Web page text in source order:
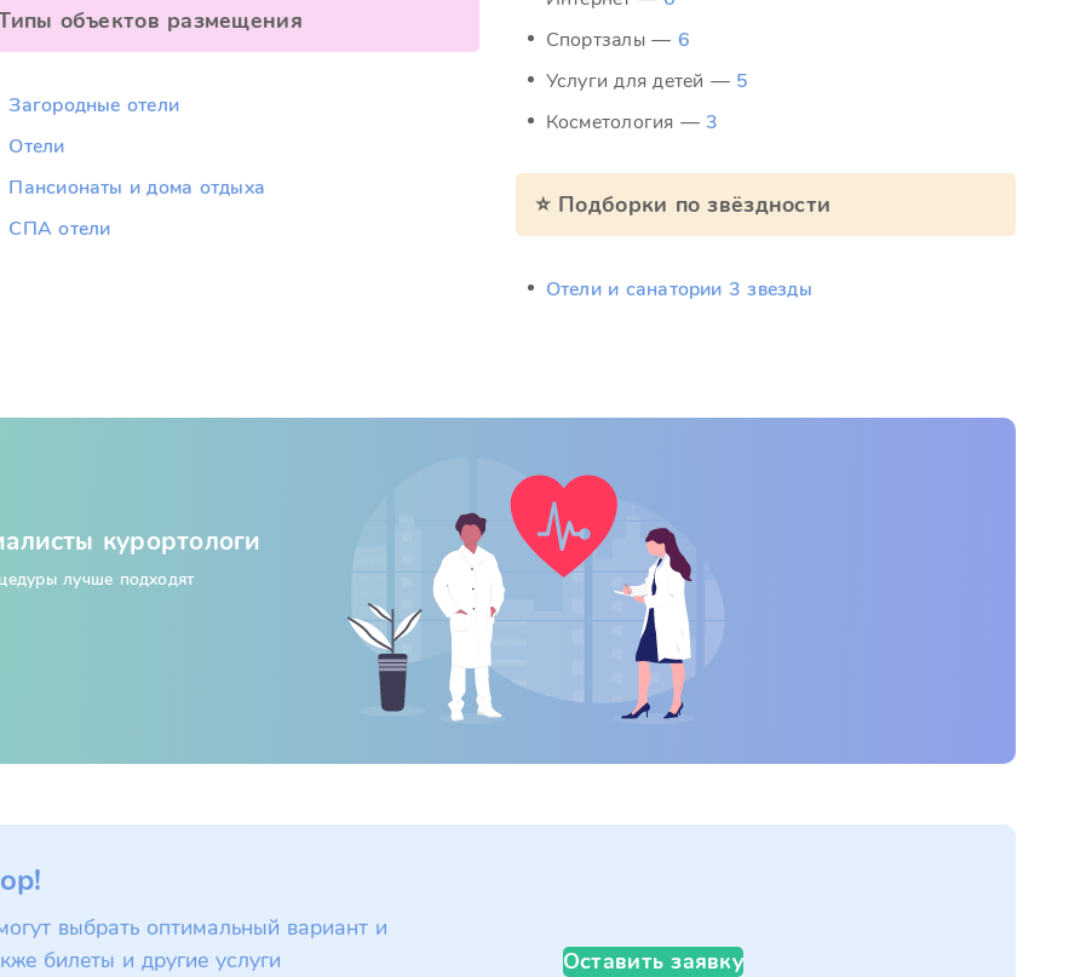
объектов размещения
Загородные отели
Отели
Пансионаты и дома отдыха
СПА отели
Спортзалы — 6
Услуги для детей — 5
Косметология — 3
⭐ Подборки по звёздности
Отели и санатории 3 звезды
курортологи
лучше подходят
выбрать оптимальный вариант и
билеты и другие услуги
Оставить заявку